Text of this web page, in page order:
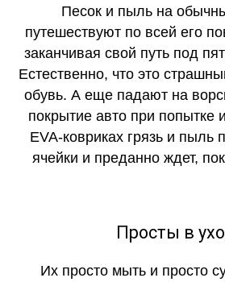
Песок и пыль на
путешествуют по всей его
заканчивая свой путь под
Естественно, что это
обувь. А еще падают на
покрытие авто при попытке
EVA-ковриках грязь и пыль
ячейки и преданно ждет,
Просты в
Их просто мыть и просто